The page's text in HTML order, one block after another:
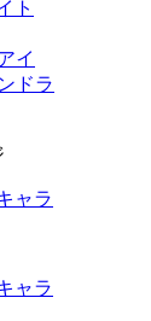
ト
イ
ドラ
ャラ
ャラ